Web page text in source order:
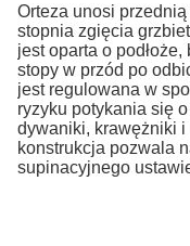
Orteza unosi
stopnia zgięcia
jest oparta o
stopy w przód po
jest regulowana w
ryzyku potykania się
dywaniki, krawężniki
konstrukcja pozwala
supinacyjnego